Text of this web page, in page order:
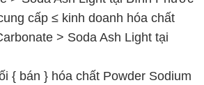
cấp ≤ kinh doanh hóa chất
> Soda Ash Light tại
{ bán } hóa chất Powder Sodium